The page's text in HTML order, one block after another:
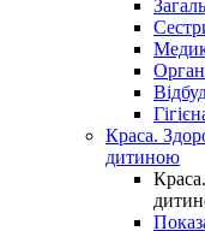
Краса.
дитиною